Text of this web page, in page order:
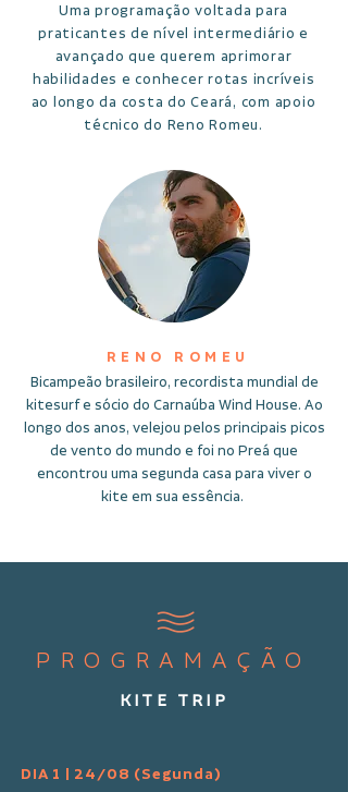
Uma programação voltada para
praticantes de nível intermediário e
avançado que querem aprimorar
habilidades e conhecer rotas incríveis
ao longo da costa do Ceará, com apoio
técnico do Reno Romeu.
RENO ROMEU
Bicampeão brasileiro, recordista mundial de
kitesurf e sócio do Carnaúba Wind House. Ao
longo dos anos, velejou pelos principais picos
de vento do mundo e foi no Preá que
encontrou uma segunda casa para viver o
kite em sua essência.
PROGRAMAÇÃO
KITE TRIP
DIA 1 | 24/08 (Segunda)